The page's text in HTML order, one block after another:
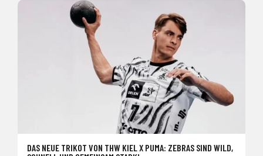
DAS NEUE TRIKOT VON THW KIEL X PUMA: ZEBRAS SIND WILD,